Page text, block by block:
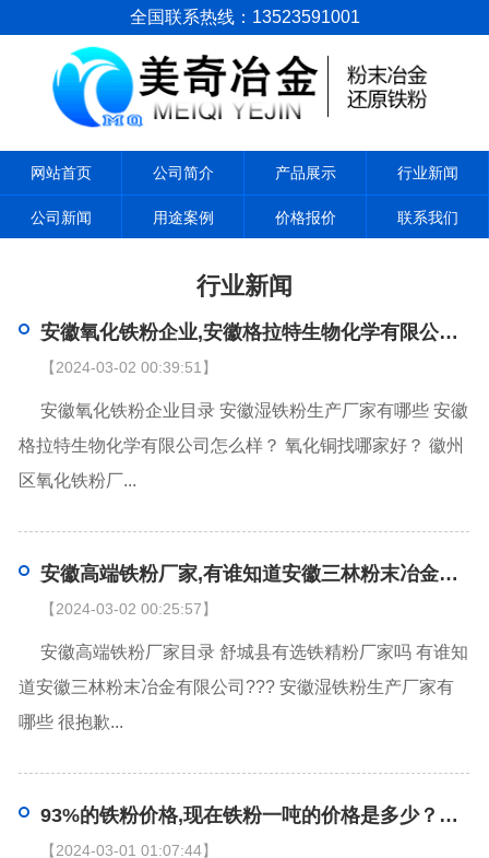
全国联系热线：13523591001
网站首页 公司简介 产品展示 行业新闻
公司新闻 用途案例 价格报价 联系我们
行业新闻
安徽氧化铁粉企业,安徽格拉特生物化学有限公司怎么样？
【2024-03-02 00:39:51】
安徽氧化铁粉企业目录 安徽湿铁粉生产厂家有哪些 安徽
格拉特生物化学有限公司怎么样？ 氧化铜找哪家好？ 徽州
区氧化铁粉厂...
安徽高端铁粉厂家,有谁知道安徽三林粉末冶金有限公司???
【2024-03-02 00:25:57】
安徽高端铁粉厂家目录 舒城县有选铁精粉厂家吗 有谁知
道安徽三林粉末冶金有限公司??? 安徽湿铁粉生产厂家有
哪些 很抱歉...
93%的铁粉价格,现在铁粉一吨的价格是多少？河北地区 今年有望曾价吗？
【2024-03-01 01:07:44】